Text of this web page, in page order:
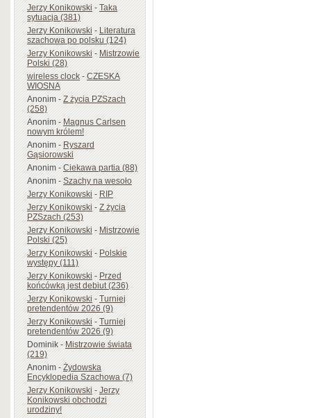
Jerzy Konikowski-Taka
sytuacja (381)
Jerzy Konikowski-Literatura
szachowa po polsku (124)
Jerzy Konikowski-Mistrzowie
Polski (28)
wireless clock-CZESKA
WIOSNA
Anonim-Z życia PZSzach
(258)
Anonim-Magnus Carlsen
nowym królem!
Anonim-Ryszard
Gąsiorowski
Anonim-Ciekawa partia (88)
Anonim-Szachy na wesoło
Jerzy Konikowski-RIP
Jerzy Konikowski-Z życia
PZSzach (253)
Jerzy Konikowski-Mistrzowie
Polski (25)
Jerzy Konikowski-Polskie
występy (111)
Jerzy Konikowski-Przed
końcówką jest debiut (236)
Jerzy Konikowski-Turniej
pretendentów 2026 (9)
Jerzy Konikowski-Turniej
pretendentów 2026 (9)
Dominik-Mistrzowie świata
(219)
Anonim-Żydowska
Encyklopedia Szachowa (7)
Jerzy Konikowski-Jerzy
Konikowski obchodzi
urodziny!